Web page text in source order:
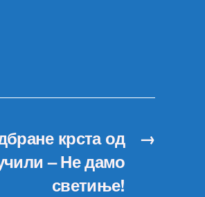
→
крста од
– Не дамо
светиње!